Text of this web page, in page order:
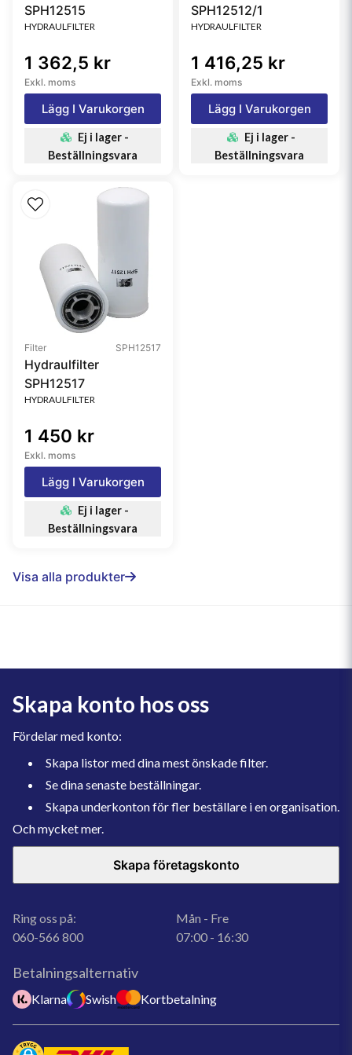
SPH12515
HYDRAULFILTER
1 362,5 kr
Exkl. moms
Lägg I Varukorgen
Ej i lager -
Beställningsvara
SPH12512/1
HYDRAULFILTER
1 416,25 kr
Exkl. moms
Lägg I Varukorgen
Ej i lager -
Beställningsvara
Filter SPH12517
Hydraulfilter
SPH12517
HYDRAULFILTER
1 450 kr
Exkl. moms
Lägg I Varukorgen
Ej i lager -
Beställningsvara
Visa alla produkter
Skapa konto hos oss
Fördelar med konto:
Skapa listor med dina mest önskade filter.
Se dina senaste beställningar.
Skapa underkonton för fler beställare i en organisation.
Och mycket mer.
Skapa företagskonto
Ring oss på:
060-566 800
Mån - Fre
07:00 - 16:30
Betalningsalternativ
Klarna Swish Kortbetalning